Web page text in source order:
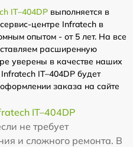
IT–404DP выполняется в
центре Infratech в
опытом - от 5 лет. На все
расширенную
уверены в качестве наших
IT–404DP будет
заказа на сайте
IT–404DP
не требует
и сложного ремонта. В